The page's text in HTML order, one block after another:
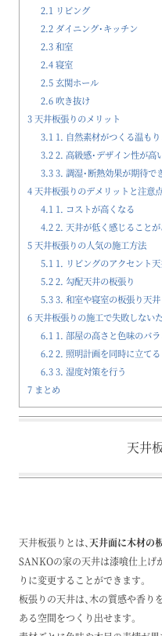
2.1リビング
2.2ダイニング・キッチン
2.3和室
2.4寝室
2.5玄関ホール
2.6吹き抜け
3天井板張りのメリット
3.11. 自然素材がつくる温も
3.22. 高級感・デザイン性が高
3.33. 調湿・断熱効果が期待で
4天井板張りのデメリットと注意
4.11. コストが高くなる
4.22. 天井が低く感じることが
5天井板張りの人気の施工方法
5.11. リビングのアクセント
5.22. 勾配天井の板張り
5.33. 和室や寝室の板張り天井
6天井板張りの施工で失敗しない
6.11. 部屋の高さと色味のバ
6.22. 照明計画を同時に立てる
6.33. 湿度対策を行う
7まとめ
天井
天井板張りとは、天井面に木材の
SANKOの家の天井は漆喰仕上げ
りに変更することができます。
板張りの天井は、木の質感や香り
ある空間をつくり出せます。